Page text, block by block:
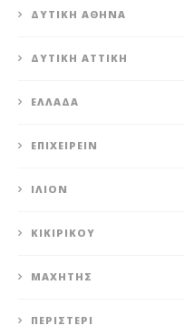
ΔΥΤΙΚΉ ΑΘΉΝΑ
ΔΥΤΙΚΉ ΑΤΤΙΚΉ
ΕΛΛΆΔΑ
ΕΠΙΧΕΙΡΕΊΝ
ΊΛΙΟΝ
ΚΙΚΙΡΙΚΟΥ
ΜΑΧΗΤΗΣ
ΠΕΡΙΣΤΈΡΙ